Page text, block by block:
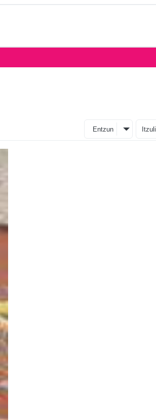
Entzun Itzuli